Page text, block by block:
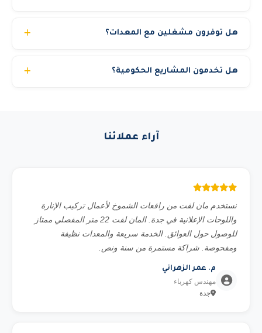
التوصيل في الموعد المحدد بالضبط.
هل توفرون مشغلين مع المعدات؟
سنوات. يمكنك اختيار استئجار المعدة مع مشغل أو بدون حسب
هل تخدمون المشاريع الحكومية؟
آراء عملائنا
نستخدم مان لفت من رافعات الشموخ لأعمال تركيب الإنارة
واللوحات الإعلانية في جدة. المان لفت 22 متر المفصلي ممتاز
للوصول حول العوائق. الخدمة سريعة والمعدات نظيفة
ومفحوصة. شراكة مستمرة من سنة ونص.
م. عمر الزهراني
مهندس كهرباء
جدة